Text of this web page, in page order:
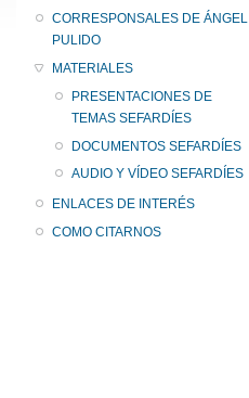
CORRESPONSALES DE ÁNGEL
PULIDO
MATERIALES
PRESENTACIONES DE
TEMAS SEFARDÍES
DOCUMENTOS SEFARDÍES
AUDIO Y VÍDEO SEFARDÍES
ENLACES DE INTERÉS
COMO CITARNOS